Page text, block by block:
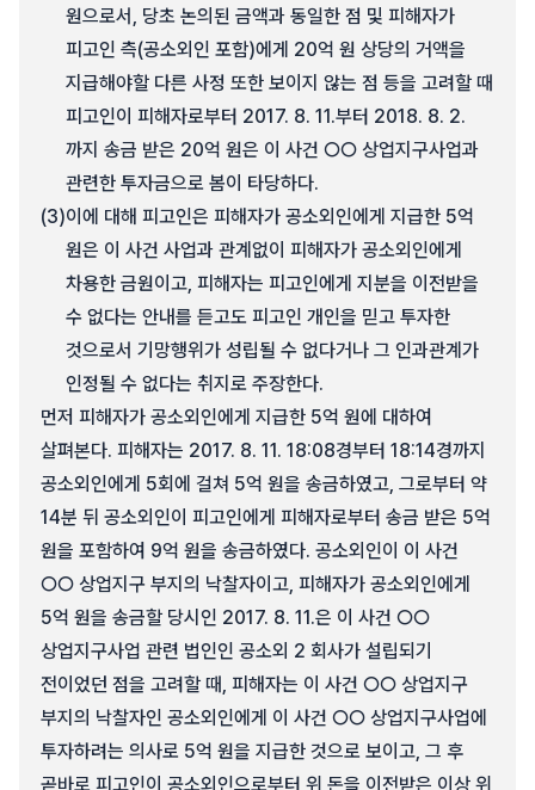
원으로서, 당초 논의된 금액과 동일한 점 및 피해자가
피고인 측(공소외인 포함)에게 20억 원 상당의 거액을
지급해야할 다른 사정 또한 보이지 않는 점 등을 고려할 때
피고인이 피해자로부터 2017. 8. 11.부터 2018. 8. 2.
까지 송금 받은 20억 원은 이 사건 ○○ 상업지구사업과
관련한 투자금으로 봄이 타당하다.
(3)이에 대해 피고인은 피해자가 공소외인에게 지급한 5억
원은 이 사건 사업과 관계없이 피해자가 공소외인에게
차용한 금원이고, 피해자는 피고인에게 지분을 이전받을
수 없다는 안내를 듣고도 피고인 개인을 믿고 투자한
것으로서 기망행위가 성립될 수 없다거나 그 인과관계가
인정될 수 없다는 취지로 주장한다.
먼저 피해자가 공소외인에게 지급한 5억 원에 대하여
살펴본다. 피해자는 2017. 8. 11. 18:08경부터 18:14경까지
공소외인에게 5회에 걸쳐 5억 원을 송금하였고, 그로부터 약
14분 뒤 공소외인이 피고인에게 피해자로부터 송금 받은 5억
원을 포함하여 9억 원을 송금하였다. 공소외인이 이 사건
○○ 상업지구 부지의 낙찰자이고, 피해자가 공소외인에게
5억 원을 송금할 당시인 2017. 8. 11.은 이 사건 ○○
상업지구사업 관련 법인인 공소외 2 회사가 설립되기
전이었던 점을 고려할 때, 피해자는 이 사건 ○○ 상업지구
부지의 낙찰자인 공소외인에게 이 사건 ○○ 상업지구사업에
투자하려는 의사로 5억 원을 지급한 것으로 보이고, 그 후
곧바로 피고인이 공소외인으로부터 위 돈을 이전받은 이상 위